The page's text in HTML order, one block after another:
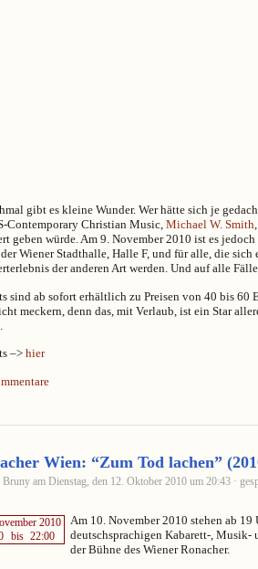
gibt es kleine Wunder. Wer hätte sich je
Contemporary Christian Music, Michael W. Smith
geben würde. Am 9. November 2010 ist es
Wiener Stadthalle, Halle F, und für alle, die sich
der anderen Art werden. Und auf alle
sind ab sofort erhältlich zu Preisen von 40 bis 60
meckern, denn das, mit Verlaub, ist ein Star
–> hier
Wien: “Zum Tod lachen”
am Dienstag, den 12. Oktober 2010 um 20:43 ·
2010
bis 22:00
Am 10. November 2010 stehen ab 19
deutschsprachigen Kabarett-, Musik-
der Bühne des Wiener Ronacher.